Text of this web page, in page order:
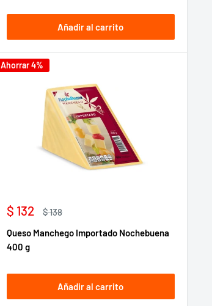
Añadir al carrito
Ahorrar 4%
Precio
venta
$ 132
Precio
$ 138
Queso Manchego Importado Nochebuena
400 g
Añadir al carrito